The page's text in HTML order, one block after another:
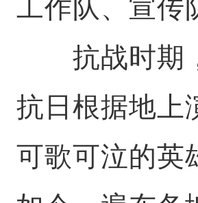
工作队、宣传
抗战时期
抗日根据地上
可歌可泣的英